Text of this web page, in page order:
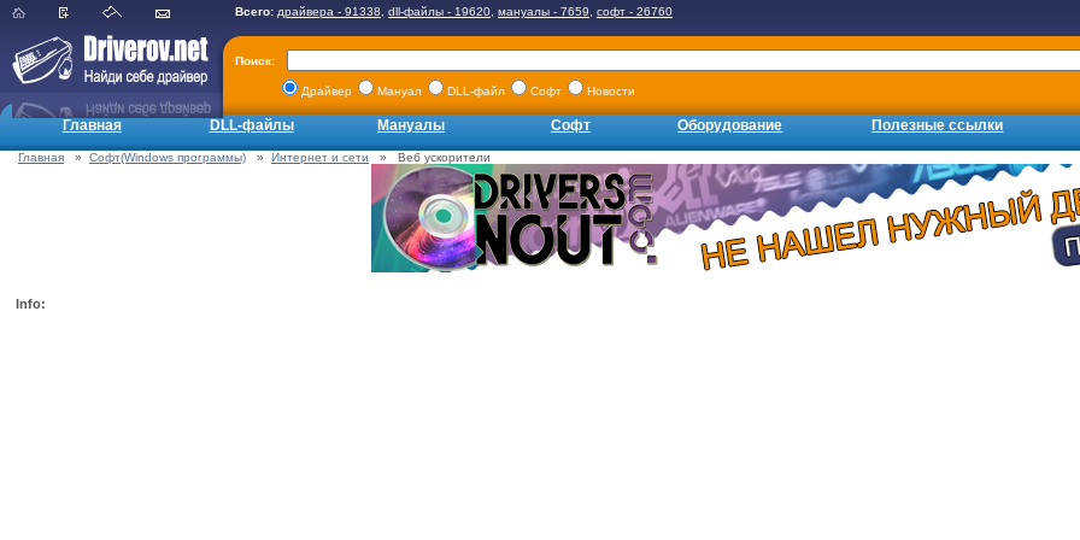
Всего: драйвера - 91338 dll-файлы - 19620 мануалы - 7659 софт - 26760
Поиск:
Драйвер Мануал DLL-файл Софт Новости
Главная DLL-файлы Мануалы Софт Оборудование Полезные ссылки
Главная » Софт(Windows программы) » Интернет и сети » Веб ускорители
Info: